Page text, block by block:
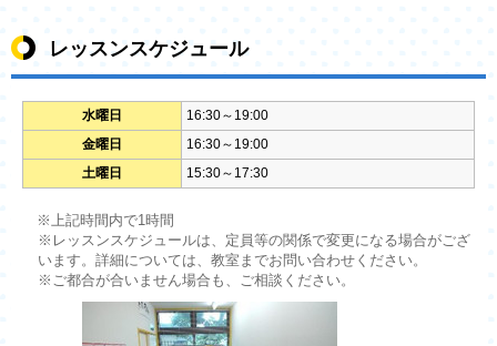
レッスンスケジュール
水曜日
16:30～19:00
金曜日
16:30～19:00
土曜日
15:30～17:30
※上記時間内で1時間
※レッスンスケジュールは、定員等の関係で変更になる場合がござ
います。詳細については、教室までお問い合わせください。
※ご都合が合いません場合も、ご相談ください。